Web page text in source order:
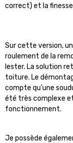
correct) et la finesse
Sur cette version,
roulement de la
lester. La solution
toiture. Le
compte qu'une
été très complexe
fonctionnement.
Je possède